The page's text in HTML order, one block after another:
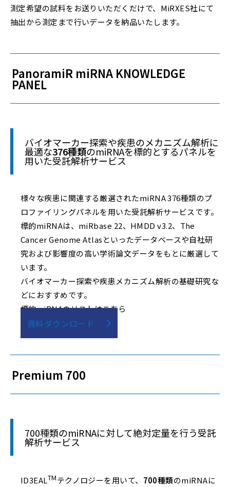
測定希望の試料をお送りいただくだけで、MiRXES社にて
抽出から測定まで行いデータを納品いたします。
PanoramiR miRNA KNOWLEDGE
PANEL
バイオマーカー探索や疾患のメカニズム解析に
最適な376種類のmiRNAを標的とするパネルを
用いた受託解析サービス
様々な疾患に関連する厳選されたmiRNA 376種類のプ
ロファイリングパネルを用いた受託解析サービスです。
標的miRNAは、miRbase 22、HMDD v3.2、The
Cancer Genome Atlasといったデータベースや自社研
究および影響度の高い学術論文データをもとに厳選して
います。
バイオマーカー探索や疾患メカニズム解析の基礎研究な
どにおすすめです。
標的miRNAのリストはこちら
資料ダウンロード
Premium 700
700種類のmiRNAに対して絶対定量を行う受託
解析サービス
ID3EALTMテクノロジーを用いて、 700種類のmiRNAに